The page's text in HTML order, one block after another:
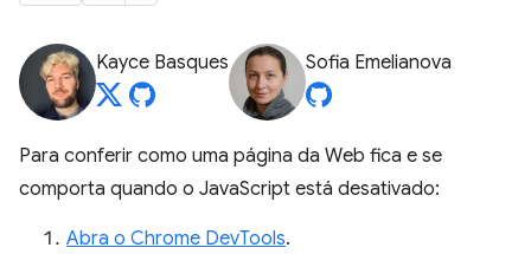
Kayce Basques Sofia Emelianova
Para conferir como uma página da Web fica e se
comporta quando o JavaScript está desativado:
Abra o Chrome DevTools.